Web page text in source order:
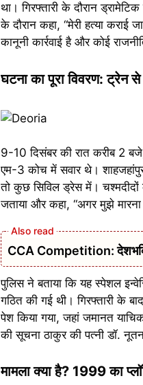
था। गिरफ्तारी के दौरान
के दौरान कहा, “मेरी हत्या
कानूनी कार्रवाई है और कोई
घटना का पूरा विवरण: ट्रेन से
9-10 दिसंबर की रात करीब 2
एम-3 कोच में सवार थे।
तो कुछ सिविल ड्रेस में। चश्मदीदों
जताया और कहा, “अगर मुझे
CCA Competition: देशभक्ति
पुलिस ने बताया कि यह स्पेशल
गठित की गई थी। गिरफ्तारी के
पेश किया गया, जहां जमानत
की सूचना ठाकुर की पत्नी डॉ.
मामला क्या है? 1999 का